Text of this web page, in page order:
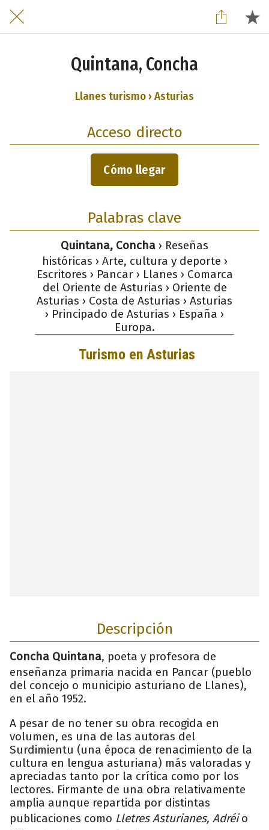
Quintana, Concha
Llanes turismo › Asturias
Acceso directo
Cómo llegar
Palabras clave
Quintana, Concha › Reseñas
históricas › Arte, cultura y deporte ›
Escritores › Pancar › Llanes › Comarca
del Oriente de Asturias › Oriente de
Asturias › Costa de Asturias › Asturias
› Principado de Asturias › España ›
Europa.
Descripción
Concha Quintana, poeta y profesora de
enseñanza primaria nacida en Pancar (pueblo
del concejo o municipio asturiano de Llanes),
en el año 1952.
A pesar de no tener su obra recogida en
volumen, es una de las autoras del
Surdimientu (una época de renacimiento de la
cultura en lengua asturiana) más valoradas y
apreciadas tanto por la crítica como por los
lectores. Firmante de una obra relativamente
amplia aunque repartida por distintas
publicaciones como Lletres Asturianes, Adréio